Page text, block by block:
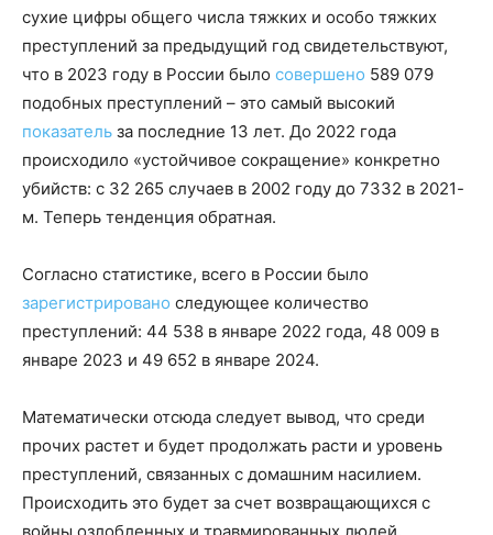
сухие цифры общего числа тяжких и особо тяжких
преступлений за предыдущий год свидетельствуют,
что в 2023 году в России было совершено 589 079
подобных преступлений – это самый высокий
показатель за последние 13 лет. До 2022 года
происходило «устойчивое сокращение» конкретно
убийств: с 32 265 случаев в 2002 году до 7332 в 2021-
м. Теперь тенденция обратная.
Согласно статистике, всего в России было
зарегистрировано следующее количество
преступлений: 44 538 в январе 2022 года, 48 009 в
январе 2023 и 49 652 в январе 2024.
Математически отсюда следует вывод, что среди
прочих растет и будет продолжать расти и уровень
преступлений, связанных с домашним насилием.
Происходить это будет за счет возвращающихся с